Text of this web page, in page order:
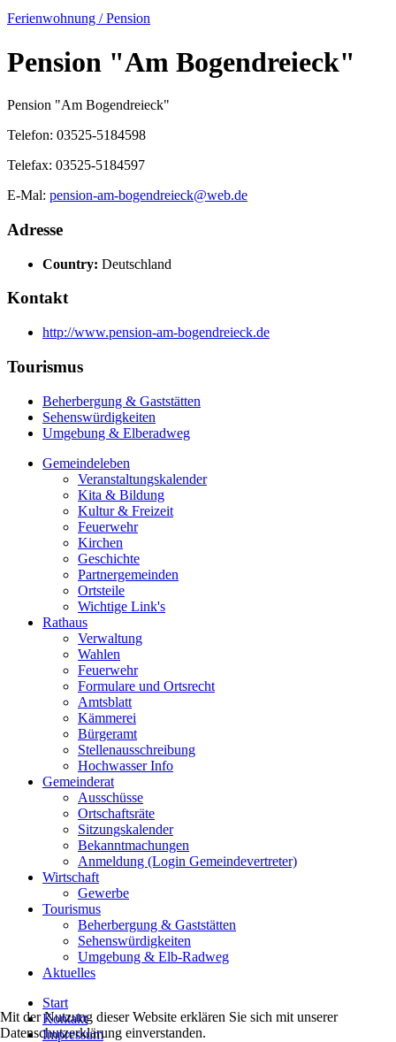
Ferienwohnung / Pension
Pension "Am Bogendreieck"
Pension "Am Bogendreieck"
Telefon: 03525-5184598
Telefax: 03525-5184597
E-Mal: pension-am-bogendreieck@web.de
Adresse
Country: Deutschland
Kontakt
http://www.pension-am-bogendreieck.de
Tourismus
Beherbergung & Gaststätten
Sehenswürdigkeiten
Umgebung & Elberadweg
Gemeindeleben
Veranstaltungskalender
Kita & Bildung
Kultur & Freizeit
Feuerwehr
Kirchen
Geschichte
Partnergemeinden
Ortsteile
Wichtige Link's
Rathaus
Verwaltung
Wahlen
Feuerwehr
Formulare und Ortsrecht
Amtsblatt
Kämmerei
Bürgeramt
Stellenausschreibung
Hochwasser Info
Gemeinderat
Ausschüsse
Ortschaftsräte
Sitzungskalender
Bekanntmachungen
Anmeldung (Login Gemeindevertreter)
Wirtschaft
Gewerbe
Tourismus
Beherbergung & Gaststätten
Sehenswürdigkeiten
Umgebung & Elb-Radweg
Aktuelles
Start
Kontakt
Impressum
Mit der Nutzung dieser Website erklären Sie sich mit unserer
Datenschutzerklärung einverstanden.